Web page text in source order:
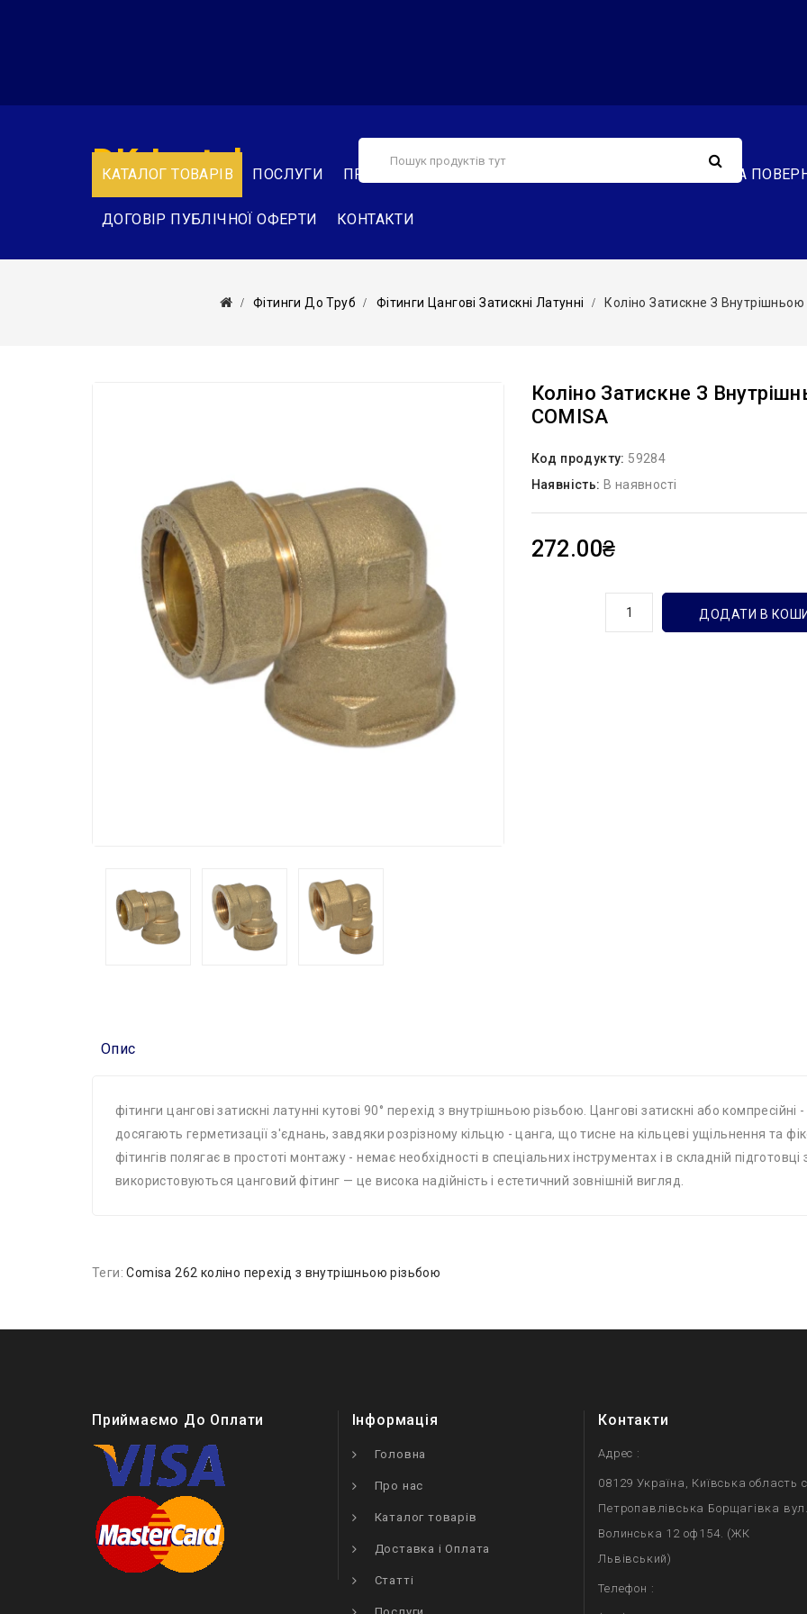
КАТАЛОГ ТОВАРІВ ПОСЛУГИ ПРО НАС ОБМІН ТА
ДОГОВІР ПУБЛІЧНОЇ ОФЕРТИ КОНТАКТИ
DK-Instal
Фітинги До Труб Фітинги Цангові Затискні Латунні Коліно Затискне З
Коліно Затискне З
COMISA
Код продукту: 59284
Наявність: В наявності
272.00₴
ДОДАТИ В
Опис
фітинги цангові затискні латунні кутові 90° перехід з внутрішньою різьбою. Цангові затискні або
досягають герметизації з'єднань, завдяки розрізному кільцю - цанга, що тисне на кільцеві ущільнення та
фітингів полягає в простоті монтажу - немає необхідності в спеціальних інструментах і в складній
використовуються цанговий фітинг — це висока надійність і естетичний зовнішній вигляд.
Теги:Comisa 262 коліно перехід з внутрішньою різьбою
Приймаємо До Оплати Інформація
Головна
Про нас
Каталог товарів
Доставка і Оплата
Статті
Контакти
Адрес :
08129 Україна, Київська область
Петропавлівська Борщагівка
Волинська 12 оф154. (ЖК
Львівський)
Телефон :